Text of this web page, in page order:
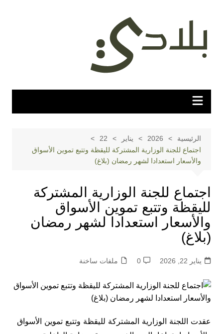
المحتوى
الرئيسية 2026 يناير
22
اجتماع للجنة الوزارية المشتركة لليقظة وتتبع تموين الأسواق
والأسعار استعدادا لشهر رمضان (بلاغ)
اجتماع للجنة الوزارية المشتركة
لليقظة وتتبع تموين الأسواق
والأسعار استعدادا لشهر رمضان
(بلاغ)
يناير 22, 2026 0 ملفات ساخنة
عقدت اللجنة الوزارية المشتركة لليقظة وتتبع تموين الأسواق